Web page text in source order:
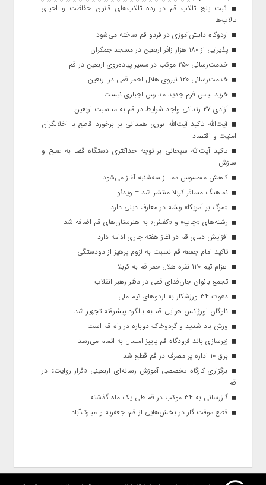
ثبت پنج تالاب قم در رده تالاب‌های قانون حفاظت و احیای
تالاب‌ها
اردوگاه دانش‌آموزی در فردو قم ساخته می‌شود
پذیرایی از ۱۸۰ هزار زائر اربعین در مسجد جمکران
خدمت‌رسانی ۲۵۰ موکب در مسیر پیاده‌روی اربعین در قم
خدمت‌رسانی ۱۲۰ نیروی هلال احمر قمی در اربعین
خرید لباس فرم جدید مدارس اجباری نیست
آزادی ۲۷ زندانی واجد شرایط در قم به مناسبت اربعین
آیت‌الله تاکید آیت‌الله نوری همدانی بر برخورد قاطع با اخلالگران
امنیت و اقتصاد
تاکید آیت‌الله‌ سبحانی بر توجه حداکثری دستگاه قضا به صلح و
سازش
کاهش محسوس دما از سه‌شنبه آغاز می‌شود
نماهنگ مسافر کربلا منتشر شد + ویدئو
«مرگ بر آمریکا» ریشه در معارف دینی دارد
رشته‌های «چاپ» و «کفش» به هنرستان‌های قم اضافه شد
افزایش دمای قم در آغاز هفته جاری ادامه دارد
تاکید امام جمعه قم نسبت به لزوم پرهیز از دودستگی
اعزام تیم ۱۲۰ نفره هلال‌احمر قم به کربلا
تجمع بانوان جان‌فدای قمی در دفتر رهبر انقلاب
دعوت ۳۴ ورزشکار به اردوهای تیم ملی
ناوگان اورژانس هوایی قم به بالگرد پیشرفته تجهیز شد
وزش باد شدید و گردوخاک دوباره در راه قم است
زیرسازی باند فرودگاه قم پاییز امسال به اتمام می‌رسد
برق ۱۰ اداره پر مصرف در قم قطع شد
برگزاری کارگاه تخصصی آموزش رسانه‌ای اربعینی «قرار روایت» در
قم
گازرسانی به ۳۴ موکب در قم طی یک ماه گذشته
قطع موقت گاز در بخش‌هایی از قم، جعفریه و مبارک‌آباد